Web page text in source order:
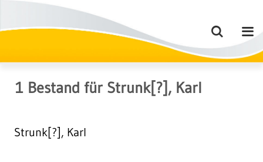
1 Bestand für Strunk[?], Karl
Strunk[?], Karl